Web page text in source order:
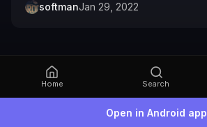
Home Search
Open in Android app
softmanJan 29, 2022